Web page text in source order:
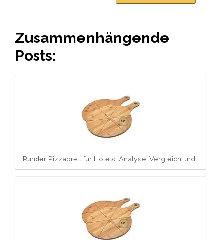
Zusammenhängende
Posts:
Runder Pizzabrett für Hotels: Analyse, Vergleich und…